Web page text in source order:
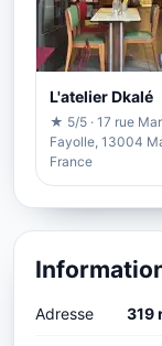
L'atelier Dkalé
★ 5/5 · 17 rue
Fayolle, 13004
France
Adresse 319